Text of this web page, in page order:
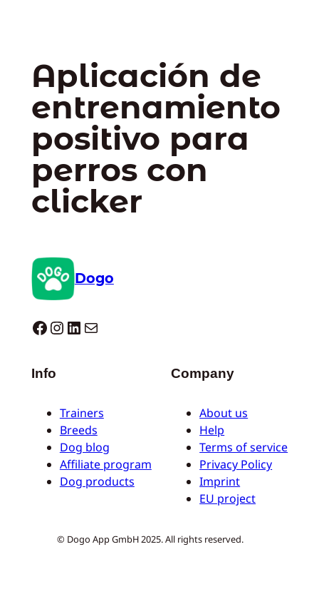
Aplicación de
entrenamiento
positivo para
perros con
clicker
Dogo
Dogo facebook InstagramLinkedIn Correo electrónico
Info
Trainers
Breeds
Dog blog
Affiliate program
Dog products
Company
About us
Help
Terms of service
Privacy Policy
Imprint
EU project
© Dogo App GmbH 2025. All rights reserved.